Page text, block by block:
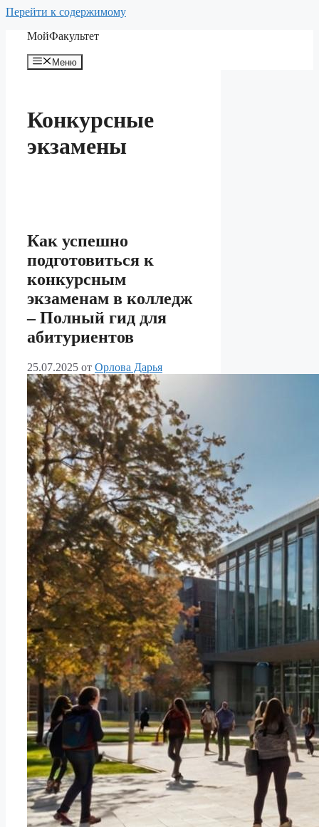
Перейти к содержимому
МойФакультет
Меню
Конкурсные
экзамены
Как успешно
подготовиться к
конкурсным
экзаменам в колледж
– Полный гид для
абитуриентов
25.07.2025 от Орлова Дарья